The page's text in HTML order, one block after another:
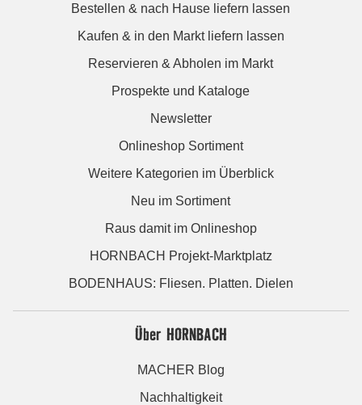
Bestellen & nach Hause liefern lassen
Kaufen & in den Markt liefern lassen
Reservieren & Abholen im Markt
Prospekte und Kataloge
Newsletter
Onlineshop Sortiment
Weitere Kategorien im Überblick
Neu im Sortiment
Raus damit im Onlineshop
HORNBACH Projekt-Marktplatz
BODENHAUS: Fliesen. Platten. Dielen
Über HORNBACH
MACHER Blog
Nachhaltigkeit